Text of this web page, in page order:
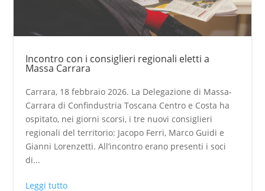
Incontro con i consiglieri regionali eletti a
Massa Carrara
Carrara, 18 febbraio 2026. La Delegazione di Massa-
Carrara di Confindustria Toscana Centro e Costa ha
ospitato, nei giorni scorsi, i tre nuovi consiglieri
regionali del territorio: Jacopo Ferri, Marco Guidi e
Gianni Lorenzetti. All’incontro erano presenti i soci
di...
Leggi tutto